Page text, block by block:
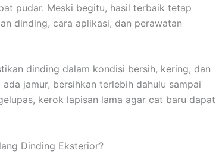
pudar. Meski begitu, hasil terbaik tetap
dinding, cara aplikasi, dan perawatan
dinding dalam kondisi bersih, kering, dan
jamur, bersihkan terlebih dahulu sampai
kerok lapisan lama agar cat baru dapat
Dinding Eksterior?